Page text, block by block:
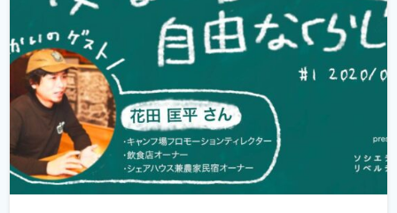
週末農業とは、サラリーマンやOLなど本業を持っている人
が、週末だけ農業をすることです。 仕事を持っていても気
軽に農業体験ができます。 週末農業のメリットは、採れた
ての野菜を食べられること、そして心と体が自然に癒され